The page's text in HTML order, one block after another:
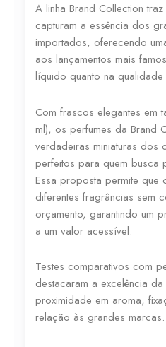
A linha Brand Collection
capturam a essência dos
importados, oferecendo
aos lançamentos mais
líquido quanto na
Com frascos elegantes em
ml), os perfumes da Brand
verdadeiras miniaturas dos
perfeitos para quem busca
Essa proposta permite que
diferentes fragrâncias sem
orçamento, garantindo um
a um valor acessível.
Testes comparativos com
destacaram a excelência
proximidade em aroma,
relação às grandes marcas.